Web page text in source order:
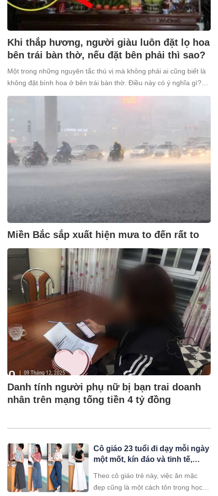
Khi thắp hương, người giàu luôn đặt lọ hoa
bên trái bàn thờ, nếu đặt bên phải thì sao?
Một trong những nguyên tắc thú vị mà không phải ai cũng biết là
không đặt bình hoa ở bên trái bàn thờ. Điều này có ý nghĩa gì?
Tại sao nhiều người giàu lại kiêng kỵ điều này?
Miền Bắc sắp xuất hiện mưa to đến rất to
Danh tính người phụ nữ bị bạn trai doanh
nhân trên mạng tống tiền 4 tỷ đồng
Cô giáo 23 tuổi đi dạy mỗi ngày
một mốt, kín đáo và tinh tế,
Theo cô giáo trẻ này, việc ăn mặc
đẹp cũng là một cách tôn trọng học